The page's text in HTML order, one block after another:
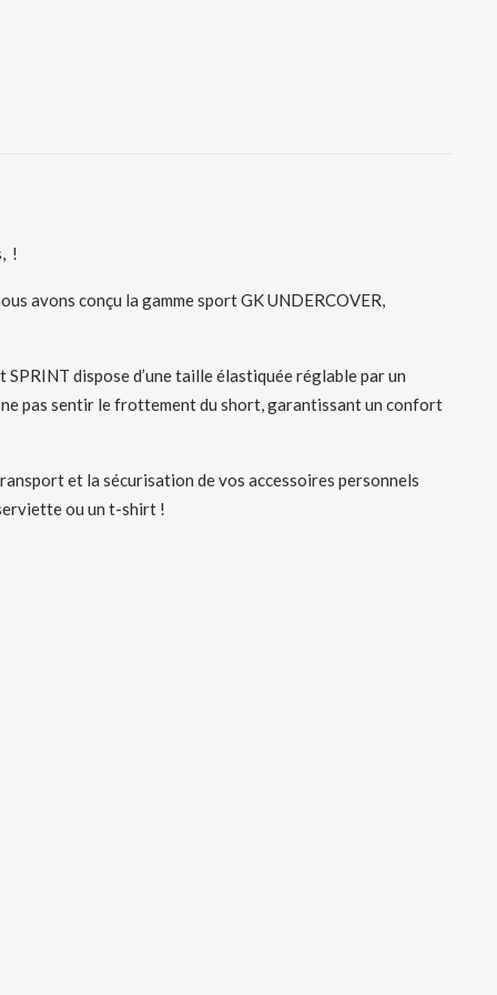
!
avons conçu la gamme sport GK UNDERCOVER,
dispose d’une taille élastiquée réglable par un
pas sentir le frottement du short, garantissant un confort
et la sécurisation de vos accessoires personnels
ou un t-shirt !